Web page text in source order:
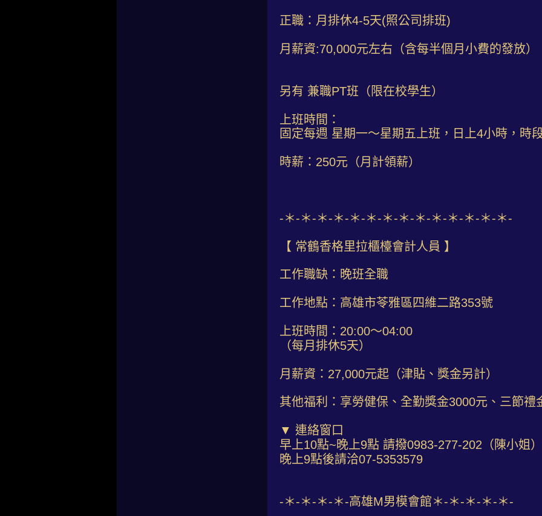
正職：月排休4-5天(照公司排班)
月薪資:70,000元左右（含每半個月小費的發放）
另有 兼職PT班（限在校學生）
上班時間：
固定每週 星期一～星期五上班，日上4小時，時
時薪：250元（月計領薪）
-＊-＊-＊-＊-＊-＊-＊-＊-＊-＊-＊-＊-＊-＊-
【 常鶴香格里拉櫃檯會計人員 】
工作職缺：晚班全職
工作地點：高雄市苓雅區四維二路353號
上班時間：20:00～04:00
（每月排休5天）
月薪資：27,000元起（津貼、獎金另計）
其他福利：享勞健保、全勤獎金3000元、三節禮
▼ 連絡窗口
早上10點~晚上9點 請撥0983-277-202（陳小姐）
晚上9點後請洽07-5353579
-＊-＊-＊-＊-高雄M男模會館＊-＊-＊-＊-＊-